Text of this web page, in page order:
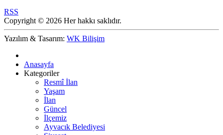
RSS
Copyright © 2026 Her hakkı saklıdır.
Yazılım & Tasarım: WK Bilişim
Anasayfa
Kategoriler
Resmî İlan
Yaşam
İlan
Güncel
İlçemiz
Ayvacık Belediyesi